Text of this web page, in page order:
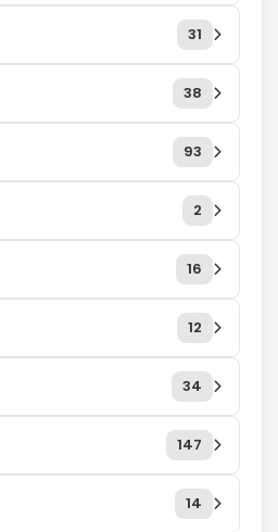
31
38
93
2
16
12
34
147
14